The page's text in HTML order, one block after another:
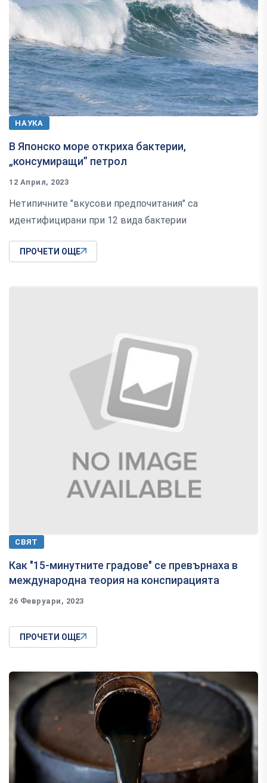
НАУКА
В Японско море откриха бактерии,
„консумиращи” петрол
12 Април, 2023
Нетипичните "вкусови предпочитания" са
идентифицирани при 12 вида бактерии
ПРОЧЕТИ ОЩЕ
СВЯТ
Как "15-минутните градове" се превърнаха в
международна теория на конспирацията
26 Февруари, 2023
ПРОЧЕТИ ОЩЕ